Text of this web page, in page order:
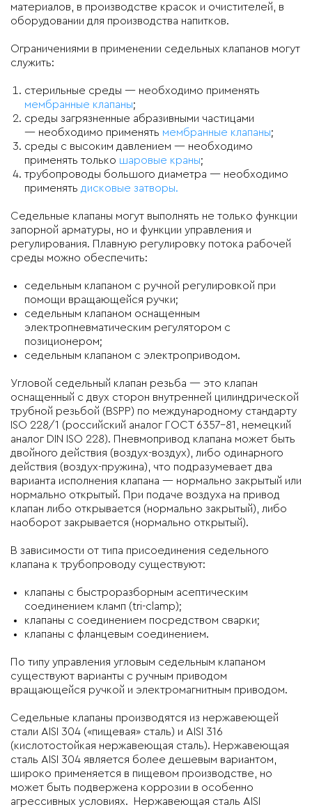
материалов, в производстве красок и очистителей, в
оборудовании для производства напитков.
Ограничениями в применении седельных клапанов могут
служить:
стерильные среды — необходимо применять
мембранные клапаны;
среды загрязненные абразивными частицами
— необходимо применять мембранные клапаны;
среды с высоким давлением — необходимо
применять только шаровые краны;
трубопроводы большого диаметра — необходимо
применять дисковые затворы.
Седельные клапаны могут выполнять не только функции
запорной арматуры, но и функции управления и
регулирования. Плавную регулировку потока рабочей
среды можно обеспечить:
седельным клапаном с ручной регулировкой при
помощи вращающейся ручки;
седельным клапаном оснащенным
электропневматическим регулятором с
позиционером;
седельным клапаном с электроприводом.
Угловой седельный клапан резьба — это клапан
оснащенный с двух сторон внутренней цилиндрической
трубной резьбой (BSPP) по международному стандарту
ISO 228/1 (российский аналог ГОСТ 6357-81, немецкий
аналог DIN ISO 228). Пневмопривод клапана может быть
двойного действия (воздух-воздух), либо одинарного
действия (воздух-пружина), что подразумевает два
варианта исполнения клапана — нормально закрытый или
нормально открытый. При подаче воздуха на привод
клапан либо открывается (нормально закрытый), либо
наоборот закрывается (нормально открытый).
В зависимости от типа присоединения седельного
клапана к трубопроводу существуют:
клапаны с быстроразборным асептическим
соединением кламп (tri-clamp);
клапаны с соединением посредством сварки;
клапаны с фланцевым соединением.
По типу управления угловым седельным клапаном
существуют варианты с ручным приводом
вращающейся ручкой и электромагнитным приводом.
Седельные клапаны производятся из нержавеющей
стали AISI 304 («пищевая» сталь) и AISI 316
(кислотостойкая нержавеющая сталь). Нержавеющая
сталь AISI 304 является более дешевым вариантом,
широко применяется в пищевом производстве, но
может быть подвержена коррозии в особенно
агрессивных условиях. Нержавеющая сталь AISI